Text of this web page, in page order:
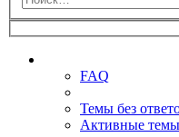
FAQ
Темы без
Активные темы